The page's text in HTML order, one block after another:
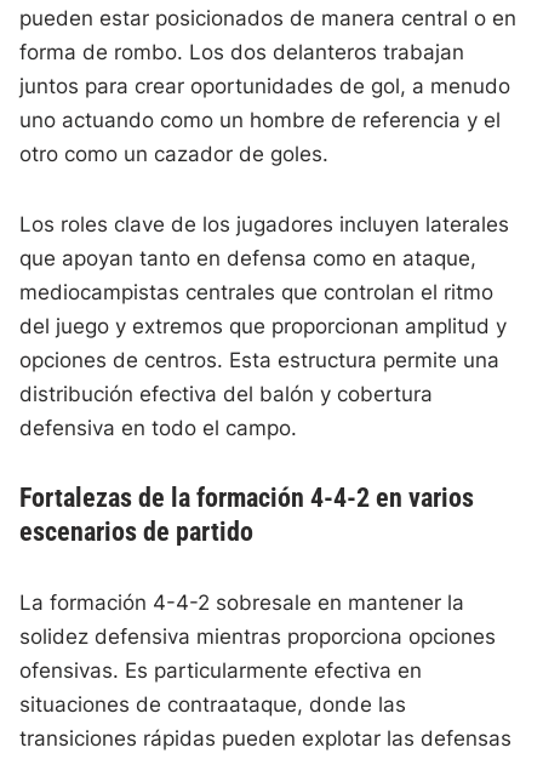
pueden estar posicionados de manera central o en
forma de rombo. Los dos delanteros trabajan
juntos para crear oportunidades de gol, a menudo
uno actuando como un hombre de referencia y el
otro como un cazador de goles.
Los roles clave de los jugadores incluyen laterales
que apoyan tanto en defensa como en ataque,
mediocampistas centrales que controlan el ritmo
del juego y extremos que proporcionan amplitud y
opciones de centros. Esta estructura permite una
distribución efectiva del balón y cobertura
defensiva en todo el campo.
Fortalezas de la formación 4-4-2 en varios
escenarios de partido
La formación 4-4-2 sobresale en mantener la
solidez defensiva mientras proporciona opciones
ofensivas. Es particularmente efectiva en
situaciones de contraataque, donde las
transiciones rápidas pueden explotar las defensas